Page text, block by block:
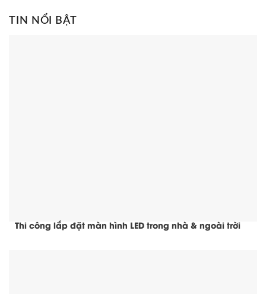
TIN NỔI BẬT
Thi công lắp đặt màn hình LED trong nhà & ngoài trời